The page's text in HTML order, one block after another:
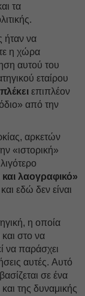
τα
ήταν να
η χώρα
αυτού του
εταίρου
επιπλέον
από την
αρκετών
«ιστορική»
και λαογραφικό»
εδώ δεν είναι
η οποία
και στο να
να παράσχει
αυτές. Aυτό
σε ένα
της δυναμικής